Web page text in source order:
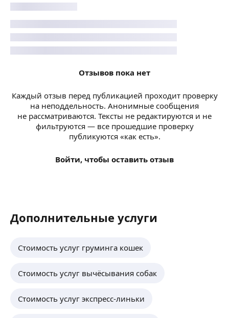
Отзывов пока нет
Каждый отзыв перед публикацией проходит проверку
на неподдельность. Анонимные сообщения
не рассматриваются. Тексты не редактируются и не
фильтруются — все прошедшие проверку
публикуются «как есть».
Войти, чтобы оставить отзыв
Дополнительные услуги
Стоимость услуг груминга кошек
Стоимость услуг вычёсывания собак
Стоимость услуг экспресс-линьки